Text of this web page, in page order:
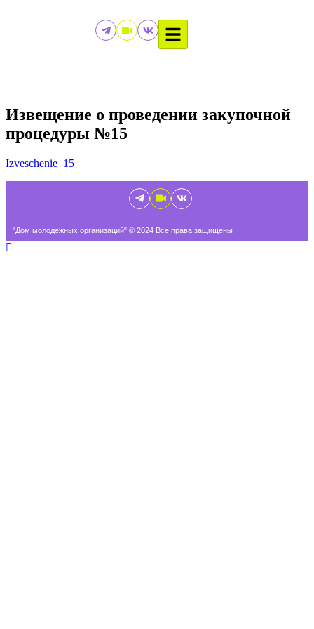
Извещение о проведении закупочной
процедуры №15
Izveschenie_15
"Дом молодежных организаций" © 2024 Все права защищены